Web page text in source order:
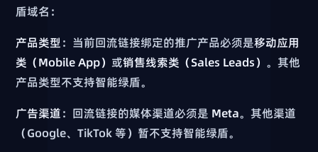
盾域名：
产品类型：当前回流链接绑定的推广产品必须是移动应用
类（Mobile App）或销售线索类（Sales Leads） 。其他
产品类型不支持智能绿盾。
广告渠道：回流链接的媒体渠道必须是 Meta。其他渠道
（Google、TikTok 等）暂不支持智能绿盾。